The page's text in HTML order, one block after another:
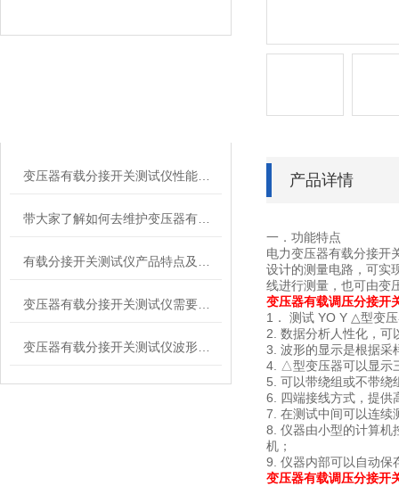
产品详情
一．功能特点
电力变压器有载分接开
设计的测量电路，可实
线进行测量，也可由变
变压器有载调压分接开
1． 测试 YO Y △型变
2. 数据分析人性化，可
3. 波形的显示是根据采
4. △型变压器可以显示
5. 可以带绕组或不带绕
6. 四端接线方式，提供
7. 在测试中间可以连续
8. 仪器由小型的计算机
机；
9. 仪器内部可以自动保
变压器有载调压分接开